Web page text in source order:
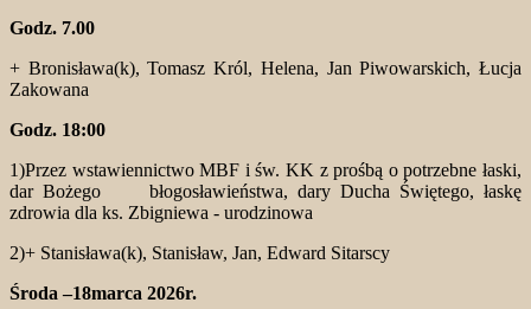
Godz. 7.00
+ Bronisława(k), Tomasz Król, Helena, Jan Piwowarskich, Łucja
Zakowana
Godz. 18:00
1)Przez wstawiennictwo MBF i św. KK z prośbą o potrzebne łaski,
dar Bożego błogosławieństwa, dary Ducha Świętego, łaskę
zdrowia dla ks. Zbigniewa - urodzinowa
2)+ Stanisława(k), Stanisław, Jan, Edward Sitarscy
Środa –18marca 2026r.